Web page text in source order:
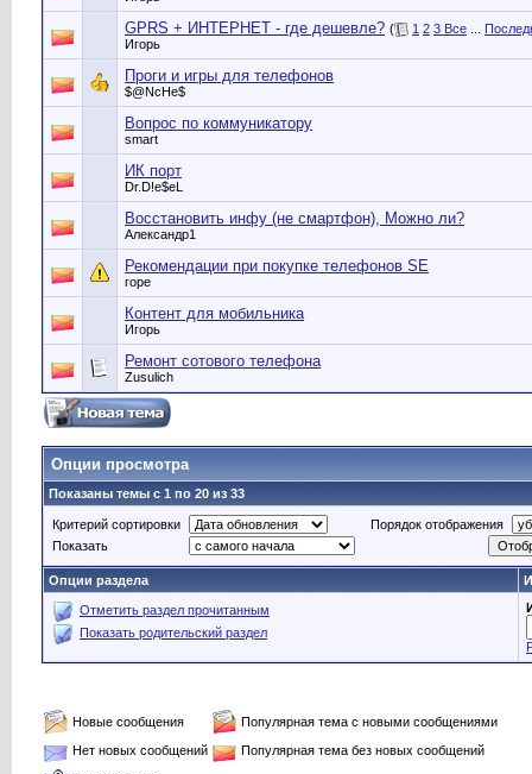
GPRS + ИНТЕРНЕТ - где дешевле? ( 1 2 3 Все
Игорь
Проги и игры для телефонов
$@NcHe$
Вопрос по коммуникатору
smart
ИК порт
Dr.D!e$eL
Восстановить инфу (не смартфон), Можно ли?
Александр1
Рекомендации при покупке телефонов SE
горе
Контент для мобильника
Игорь
Ремонт сотового телефона
Zusulich
Опции просмотра
Показаны темы с 1 по 20 из 33
Критерий сортировки
Порядок отображения
Показать
Опции раздела
Отметить раздел прочитанным
Показать родительский раздел
Новые сообщения
Популярная тема с новыми сообщениями
Нет новых сообщений
Популярная тема без новых сообщений